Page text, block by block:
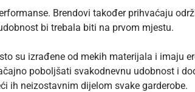
Brendovi također prihvaćaju
bi trebala biti na prvom mjestu.
su izrađene od mekih materijala i imaju
poboljšati svakodnevnu udobnost i
ih neizostavnim dijelom svake garderobe.